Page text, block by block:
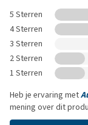
5 Sterren
4 Sterren
3 Sterren
2 Sterren
1 Sterren
Heb je ervaring met
mening over dit